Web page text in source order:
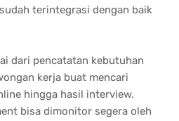
terintegrasi dengan baik
dari pencatatan kebutuhan
kerja buat mencari
hingga hasil interview.
bisa dimonitor segera oleh